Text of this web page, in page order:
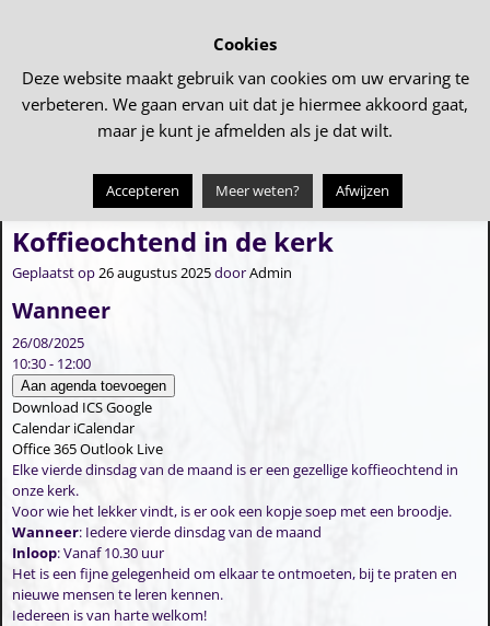
Bericht navigatie
Koffieochtend in de kerk Koffieochtend in de kerk
Koffieochtend in de kerk
Geplaatst op26 augustus 2025doorAdmin
Wanneer
26/08/2025
10:30 - 12:00
Aan agenda toevoegen
Download ICSGoogle
Calendar iCalendar
Office 365Outlook Live
Elke vierde dinsdag van de maand is er een gezellige koffieochtend in
onze kerk.
Voor wie het lekker vindt, is er ook een kopje soep met een broodje.
Wanneer: Iedere vierde dinsdag van de maand
Inloop: Vanaf 10.30 uur
Het is een fijne gelegenheid om elkaar te ontmoeten, bij te praten en
nieuwe mensen te leren kennen.
Iedereen is van harte welkom!
Cookies
Deze website maakt gebruik van cookies om uw ervaring te
verbeteren. We gaan ervan uit dat je hiermee akkoord gaat,
maar je kunt je afmelden als je dat wilt.
Accepteren Meer weten? Afwijzen